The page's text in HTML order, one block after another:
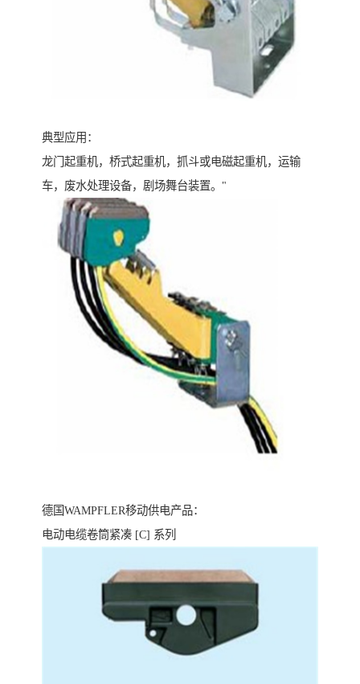
典型应用：
龙门起重机，桥式起重机，抓斗或电磁起重机，运输
车，废水处理设备，剧场舞台装置。"
德国WAMPFLER移动供电产品：
电动电缆卷筒紧凑 [C] 系列